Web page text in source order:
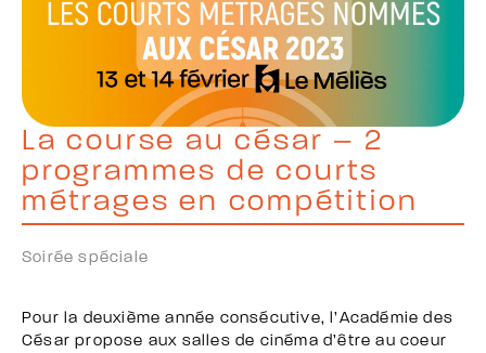
La course au césar – 2
programmes de courts
métrages en compétition
Soirée spéciale
Pour la deuxième année consécutive, l’Académie des
César propose aux salles de cinéma d’être au coeur